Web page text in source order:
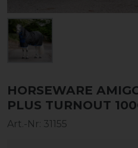
HORSEWARE
PLUS TURNOUT
Art.-Nr: 31155